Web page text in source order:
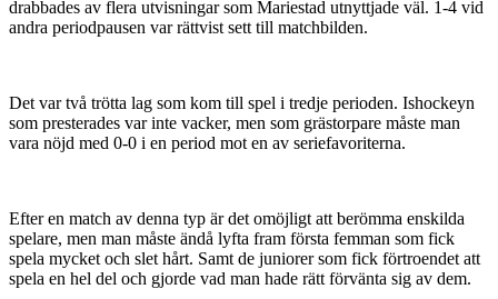
drabbades av flera utvisningar som Mariestad utnyttjade väl. 1-4 vid
andra periodpausen var rättvist sett till matchbilden.
Det var två trötta lag som kom till spel i tredje perioden. Ishockeyn
som presterades var inte vacker, men som grästorpare måste man
vara nöjd med 0-0 i en period mot en av seriefavoriterna.
Efter en match av denna typ är det omöjligt att berömma enskilda
spelare, men man måste ändå lyfta fram första femman som fick
spela mycket och slet hårt. Samt de juniorer som fick förtroendet att
spela en hel del och gjorde vad man hade rätt förvänta sig av dem.